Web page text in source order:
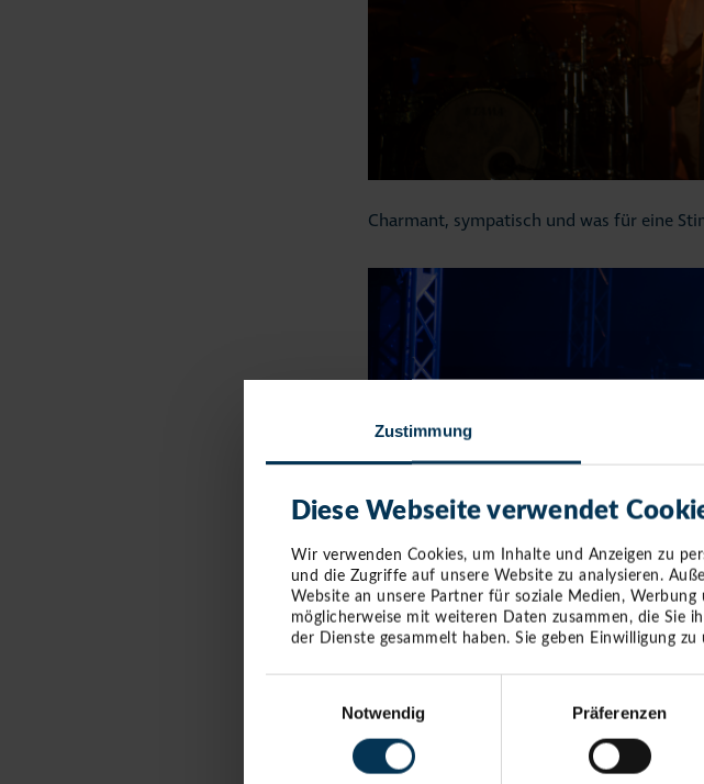
Zustimmung
Diese Webseite verwendet
Wir verwenden Cookies, um Inhalte und Anzeigen zu
und die Zugriffe auf unsere Website zu analysieren.
Website an unsere Partner für soziale Medien,
möglicherweise mit weiteren Daten zusammen, die Sie
der Dienste gesammelt haben. Sie geben Einwilligung
Notwendig
Präferenzen
Charmant, sympatisch und was für eine